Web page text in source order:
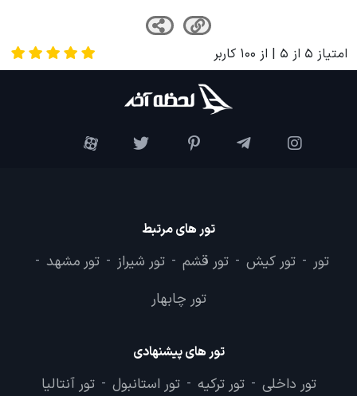
امتیاز 5 از 5 | از 100 کاربر
تور های مرتبط
تور - تور کیش - تور قشم - تور شیراز - تور مشهد -
تور چابهار
تور های پیشنهادی
تور داخلی - تور ترکیه - تور استانبول - تور آنتالیا